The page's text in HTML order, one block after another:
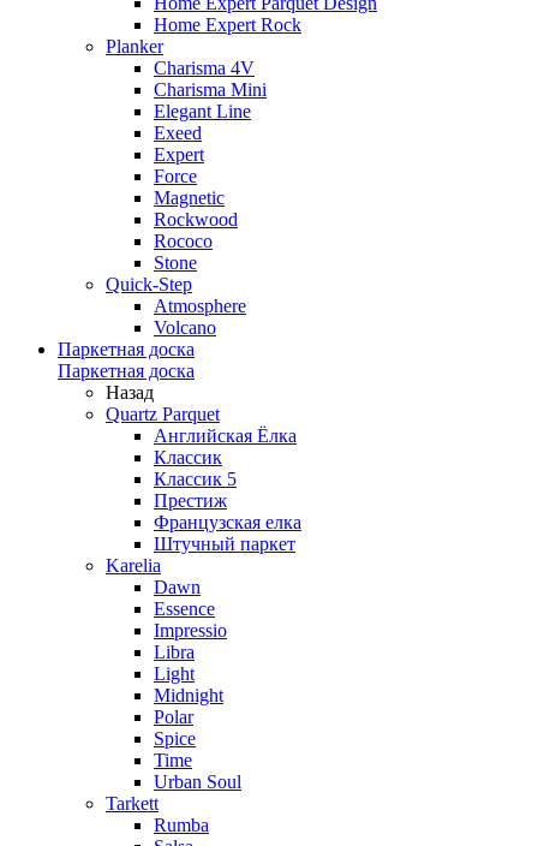
Home Expert Rock
Planker
Charisma 4V
Charisma Mini
Elegant Line
Exeed
Expert
Force
Magnetic
Rockwood
Rococo
Stone
Quick-Step
Atmosphere
Volcano
Паркетная доска
Паркетная доска
Назад
Quartz Parquet
Английская Ёлка
Классик
Классик 5
Престиж
Французская елка
Штучный паркет
Karelia
Dawn
Essence
Impressio
Libra
Light
Midnight
Polar
Spice
Time
Urban Soul
Tarkett
Rumba